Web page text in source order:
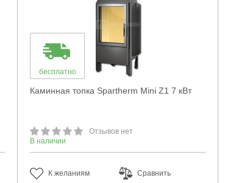
бесплатно
Каминная топка Spartherm Mini Z1 7 кВт
Отзывов нет
В наличии
К желаниям Сравнить